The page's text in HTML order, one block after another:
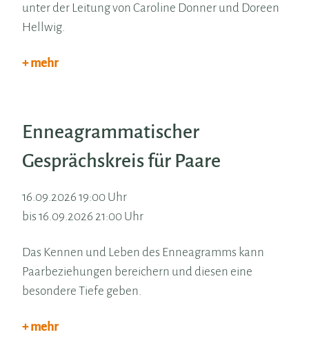
unter der Leitung von Caroline Donner und Doreen
Hellwig.
+ mehr
Enneagrammatischer
Gesprächskreis für Paare
16.09.2026 19:00 Uhr
bis 16.09.2026 21:00 Uhr
Das Kennen und Leben des Enneagramms kann
Paarbeziehungen bereichern und diesen eine
besondere Tiefe geben.
+ mehr